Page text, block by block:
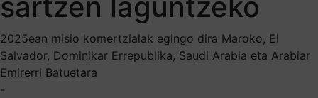
2025ean misio komertzialak egingo dira Maroko, El
Salvador, Dominikar Errepublika, Saudi Arabia eta Arabiar
Emirerri Batuetara
-